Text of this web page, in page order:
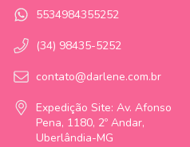
5534984355252
(34) 98435-5252
contato@darlene.com.br
Expedição Site: Av. Afonso
Pena, 1180, 2º Andar,
Uberlândia-MG